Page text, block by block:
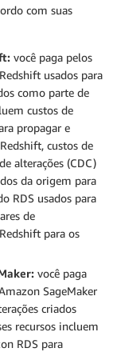
com suas
você paga pelos
usados para
como parte de
custos de
propagar e
custos de
alterações (CDC)
da origem para
RDS usados para
de
para os
você paga
SageMaker
criados
recursos incluem
RDS para